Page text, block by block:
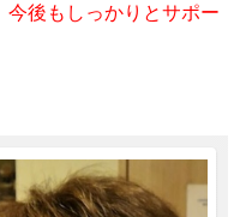
今後もしっかりとサポー